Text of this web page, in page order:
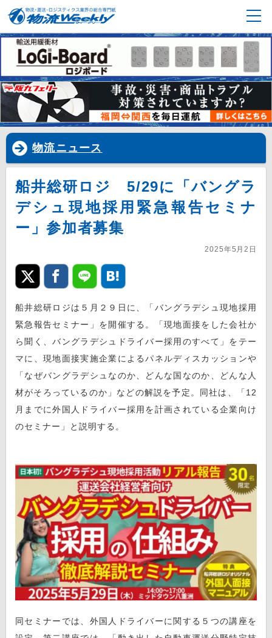
物流ニュース
船井総研ロジ 5/29に「バングラ
デシュ現地採用緊急報告セミナ
ー」参加者募集
2025年5月2日
船井総研ロジは５月２９日に、「バングラデシュ現地採用
緊急報告セミナー」を開催する。「現地面接をした会社か
ら聞く、バングラデシュドライバー採用のすべて」をテー
マに、現地面接実施企業によるパネルディスカッションや
「なぜバングラデシュなのか、どんな国なのか、どんな人
材がそろっているのか」などの解説を予定。同社は、「12
月までに外国人ドライバー採用を計画されている企業向け
のセミナー」と説明する。
同セミナーでは、外国人ドライバーに関する５つの講座を